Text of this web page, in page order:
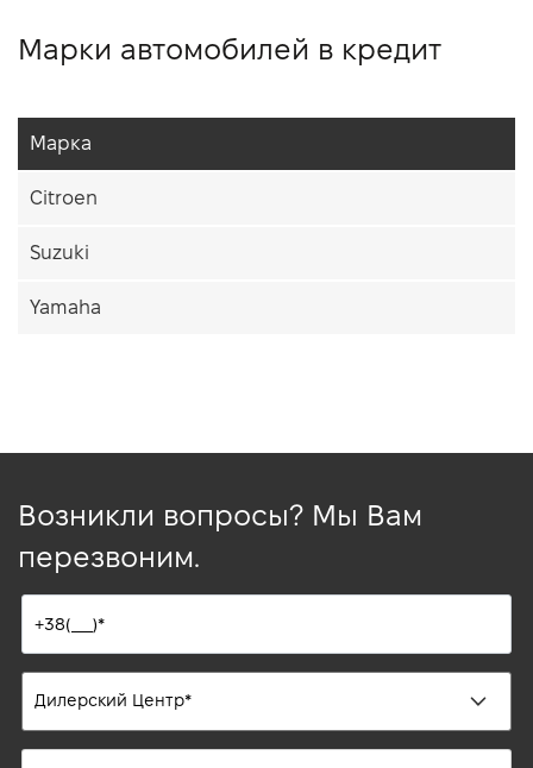
Марки автомобилей в кредит
Марка
Citroen
Suzuki
Yamaha
Возникли вопросы? Мы Вам
перезвоним.